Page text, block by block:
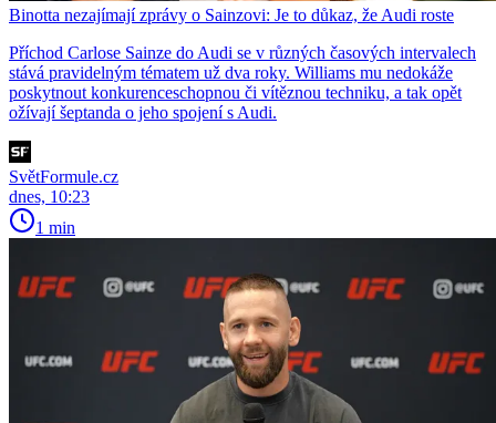
Binotta nezajímají zprávy o Sainzovi: Je to důkaz, že Audi roste
Příchod Carlose Sainze do Audi se v různých časových intervalech
stává pravidelným tématem už dva roky. Williams mu nedokáže
poskytnout konkurenceschopnou či vítěznou techniku, a tak opět
ožívají šeptanda o jeho spojení s Audi.
SvětFormule.cz
dnes, 10:23
1 min